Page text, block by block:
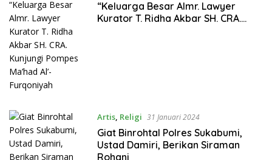
“Keluarga Besar Almr. Lawyer
Kurator T. Ridha Akbar SH. CRA.
Artis, Religi 31 Januari 2024
Giat Binrohtal Polres Sukabumi,
Ustad Damiri, Berikan Siraman
Rohani